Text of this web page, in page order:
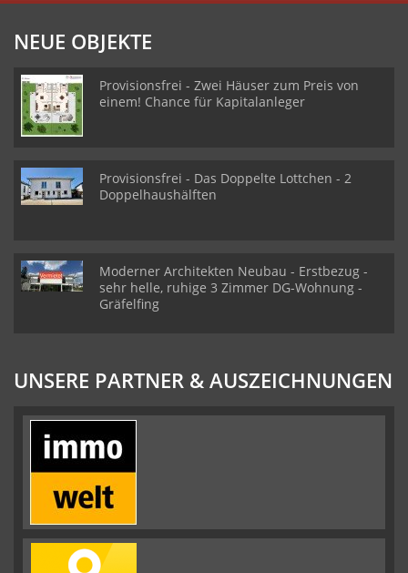
NEUE OBJEKTE
Provisionsfrei - Zwei Häuser zum Preis von
einem! Chance für Kapitalanleger
Provisionsfrei - Das Doppelte Lottchen - 2
Doppelhaushälften
Moderner Architekten Neubau - Erstbezug -
sehr helle, ruhige 3 Zimmer DG-Wohnung -
Gräfelfing
UNSERE PARTNER & AUSZEICHNUNGEN